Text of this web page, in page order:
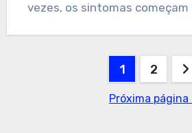
vezes, os sintomas
1 2
Próxima página